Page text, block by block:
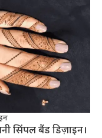
सिंपल बैंड डिज़ाइन।